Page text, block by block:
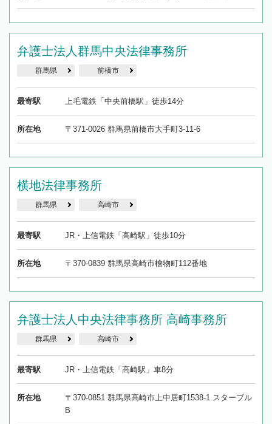
弁護士法人群馬中央法律事務所
群馬県 前橋市
最寄駅 上毛電鉄「中央前橋駅」徒歩14分
所在地 〒371-0026 群馬県前橋市大手町3-11-6
横地法律事務所
群馬県 高崎市
最寄駅 JR・上信電鉄「高崎駅」徒歩10分
所在地 〒370-0839 群馬県高崎市檜物町112番地
弁護士法人中央法律事務所 高崎事務所
群馬県 高崎市
最寄駅 JR・上信電鉄「高崎駅」車8分
所在地
〒370-0851 群馬県高崎市上中居町1538-1 スターブル
B